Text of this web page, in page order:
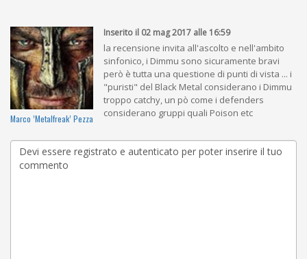
Marco ’Metalfreak’ Pezza
Inserito il 02 mag 2017 alle 16:59
la recensione invita all'ascolto e nell'ambito
sinfonico, i Dimmu sono sicuramente bravi
però è tutta una questione di punti di vista ... i
"puristi" del Black Metal considerano i Dimmu
troppo catchy, un pò come i defenders
considerano gruppi quali Poison etc